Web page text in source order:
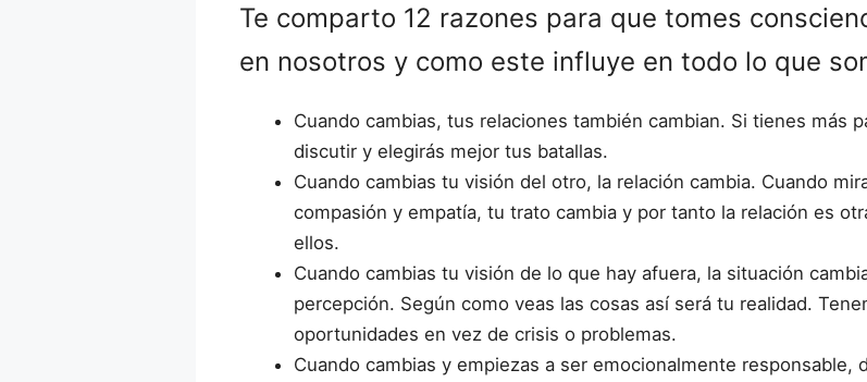
Te comparto 12 razones para que tomes
en nosotros y como este influye en todo lo que
Cuando cambias, tus relaciones también cambian. Si tienes más
discutir y elegirás mejor tus batallas.
Cuando cambias tu visión del otro, la relación cambia. Cuando
compasión y empatía, tu trato cambia y por tanto la relación es
ellos.
Cuando cambias tu visión de lo que hay afuera, la situación
percepción. Según como veas las cosas así será tu realidad.
oportunidades en vez de crisis o problemas.
Cuando cambias y empiezas a ser emocionalmente responsable,